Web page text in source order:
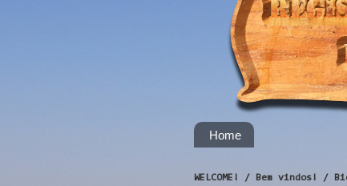
Home
WELCOME! / Bem vindos!